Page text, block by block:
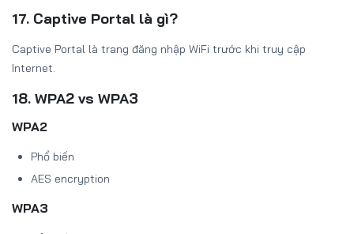
17. Captive Portal là gì?
Captive Portal là trang đăng nhập WiFi trước khi truy cập
Internet.
18. WPA2 vs WPA3
WPA2
Phổ biến
AES encryption
WPA3